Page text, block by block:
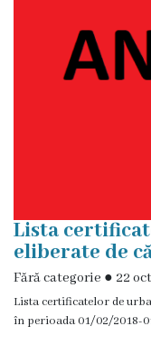
achiziții
cu
strigare
de
vânzare
Lista
eliberate de
Fără categorie ● 22
Lista certificatelor de
în perioada 01/02/2018-